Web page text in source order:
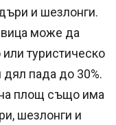
и шезлонги.
може да
туристическо
дял пада до 30%.
площ също има
шезлонги и